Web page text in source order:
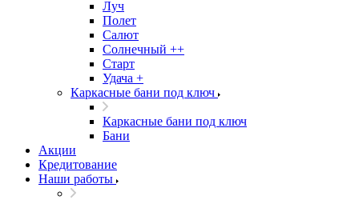
Луч
Полет
Салют
Солнечный ++
Старт
Удача +
Каркасные бани под ключ
Каркасные бани под ключ
Бани
Акции
Кредитование
Наши работы